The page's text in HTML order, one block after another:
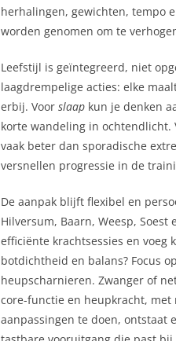
herhalingen, gewichten, tempo
worden genomen om te
Leefstijl is geïntegreerd, niet
laagdrempelige acties: elke
erbij. Voor slaap kun je denken
korte wandeling in ochtendlicht.
vaak beter dan sporadische
versnellen progressie in de
De aanpak blijft flexibel en
Hilversum, Baarn, Weesp,
efficiënte krachtsessies en voeg
botdichtheid en balans? Focus
heupscharnieren. Zwanger of
core-functie en heupkracht,
aanpassingen te doen,